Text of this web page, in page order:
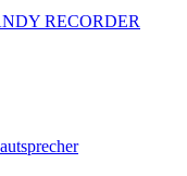
RECORDER